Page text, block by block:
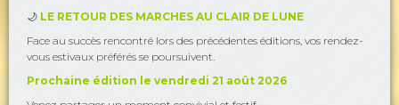
🌙 LE RETOUR DES MARCHES AU CLAIR DE LUNE
Face au succès rencontré lors des précédentes éditions, vos rendez-
vous estivaux préférés se poursuivent.
Prochaine édition le vendredi 21 août 2026